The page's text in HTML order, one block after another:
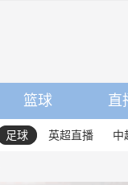
篮球 直
足球 英超直播 中